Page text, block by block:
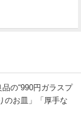
の“990円ガラスプ
のお皿」「厚手な